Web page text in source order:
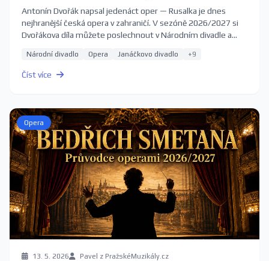
Antonín Dvořák napsal jedenáct oper — Rusalka je dnes
nejhranější česká opera v zahraničí. V sezóně 2026/2027 si
Dvořákova díla můžete poslechnout v Národním divadle a
komorních scénách. Kompletní průvodce s termíny a
vstupenkami.
Národní divadlo Opera Janáčkovo divadlo +9
Číst více
Opera
13. 5. 2026 Pavel z PražskéMuzikály.cz